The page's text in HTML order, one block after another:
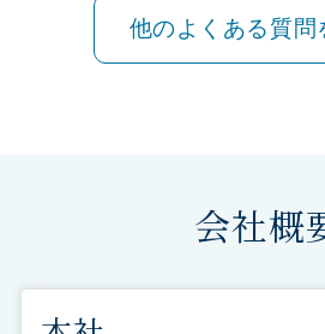
他のよくある質問
会社概